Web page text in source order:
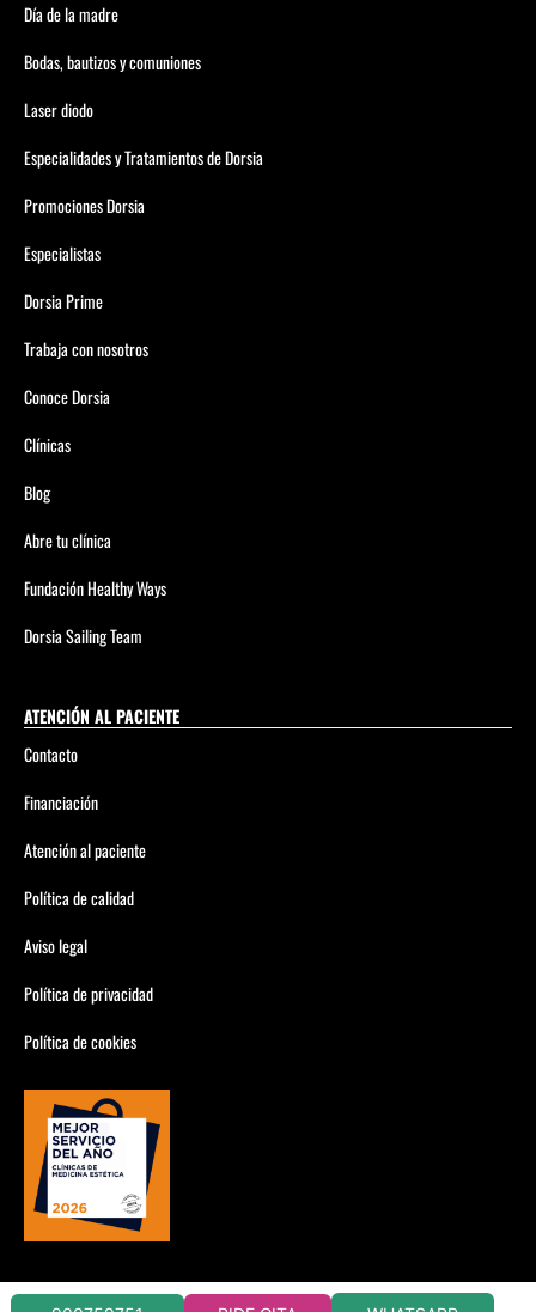
Día de la madre
Bodas, bautizos y comuniones
Laser diodo
Especialidades y Tratamientos de Dorsia
Promociones Dorsia
Especialistas
Dorsia Prime
Trabaja con nosotros
Conoce Dorsia
Clínicas
Blog
Abre tu clínica
Fundación Healthy Ways
Dorsia Sailing Team
ATENCIÓN AL PACIENTE
Contacto
Financiación
Atención al paciente
Política de calidad
Aviso legal
Política de privacidad
Política de cookies